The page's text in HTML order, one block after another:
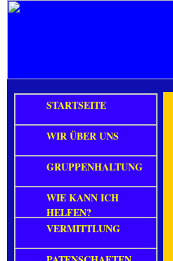
STARTSEITE
WIR ÜBER UNS
GRUPPENHALTUNG
WIE KANN ICH
HELFEN?
VERMITTLUNG